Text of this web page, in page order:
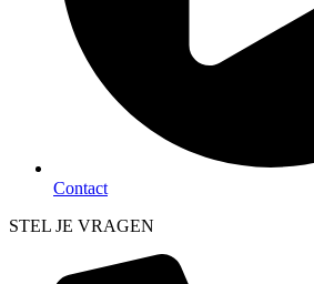
Contact
STEL JE VRAGEN